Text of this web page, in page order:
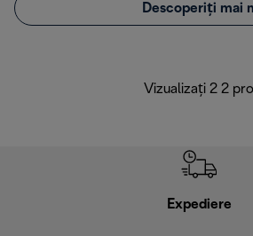
Descoperiți mai
Vizualizați 2 2
Expediere